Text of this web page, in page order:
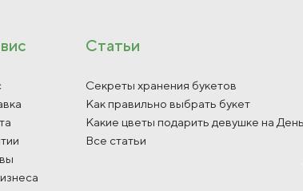
Статьи
Секреты хранения букетов
Как правильно выбрать букет
Какие цветы подарить девушке на
Все статьи